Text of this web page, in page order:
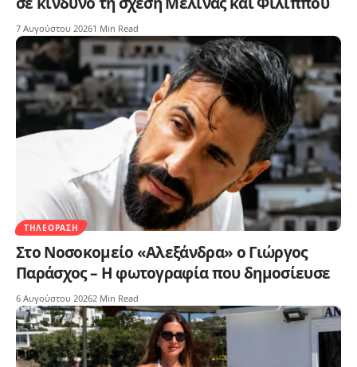
7 Αυγούστου 20261 Min Read
ΤΗΛΕΌΡΑΣΗ
Στο Νοσοκομείο «Αλεξάνδρα» ο Γιώργος
Παράσχος – Η φωτογραφία που δημοσίευσε
6 Αυγούστου 20262 Min Read